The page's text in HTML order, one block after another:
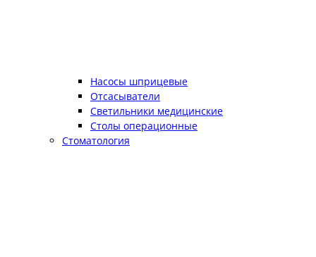
Насосы шприцевые
Отсасыватели
Светильники медицинские
Столы операционные
Стоматология